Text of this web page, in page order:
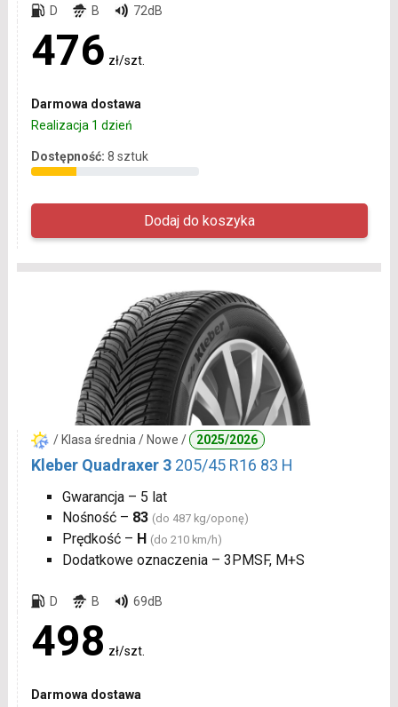
D B 72dB
476 zł/szt.
Darmowa dostawa
Realizacja 1 dzień
Dostępność: 8 sztuk
/ Klasa średnia / Nowe / 2025/2026
Kleber Quadraxer 3 205/45 R16 83 H
Gwarancja – 5 lat
Nośność – 83 (do 487 kg/oponę)
Prędkość – H (do 210 km/h)
Dodatkowe oznaczenia – 3PMSF, M+S
D B 69dB
498 zł/szt.
Darmowa dostawa